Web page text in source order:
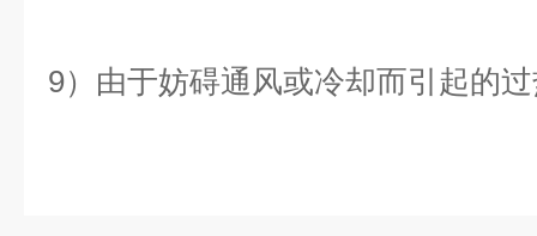
9）由于妨碍通风或冷却而引起的